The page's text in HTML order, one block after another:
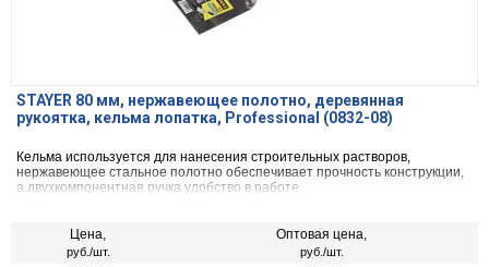
STAYER 80 мм, нержавеющее полотно, деревянная
рукоятка, кельма лопатка, Professional (0832-08)
Кельма используется для нанесения строительных растворов,
нержавеющее стальное полотно обеспечивает прочность конструкции,
а двухкомпонентная ручка удобство в работе
Цена,
руб./шт.
Оптовая цена,
руб./шт.